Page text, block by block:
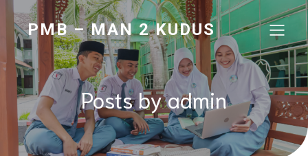
PMB – MAN 2 KUDUS
Posts byadmin